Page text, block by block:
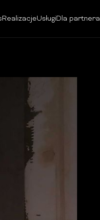
RealizacjeUsługiDla partnera